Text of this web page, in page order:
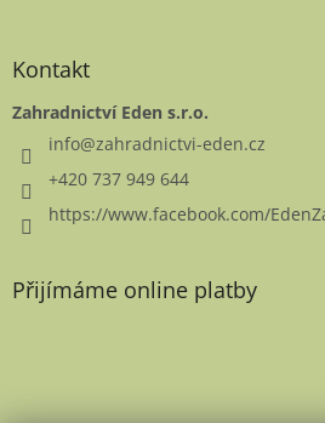
Kontakt
Zahradnictví Eden s.r.o.
info@zahradnictvi-eden.cz
+420 737 949 644
https://www.facebook.com/
Přijímáme online platby